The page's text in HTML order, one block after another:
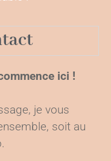
ici !
je vous
soit au